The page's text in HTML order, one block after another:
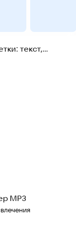
текст,
MP3